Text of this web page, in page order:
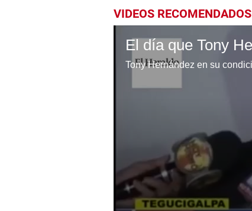
VIDEOS RECOMENDADOS